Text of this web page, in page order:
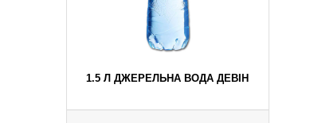
1.5 Л ДЖЕРЕЛЬНА ВОДА ДЕВІН